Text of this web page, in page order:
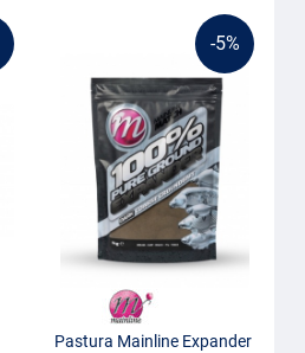
-5%
Pastura Mainline Expander